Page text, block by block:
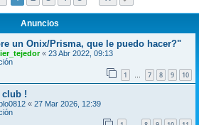
Anuncios
un Onix/Prisma, que le puedo hacer?"
« 23 Abr 2022, 09:13
1 … 7 8 9 10
club !
« 27 Mar 2026, 12:39